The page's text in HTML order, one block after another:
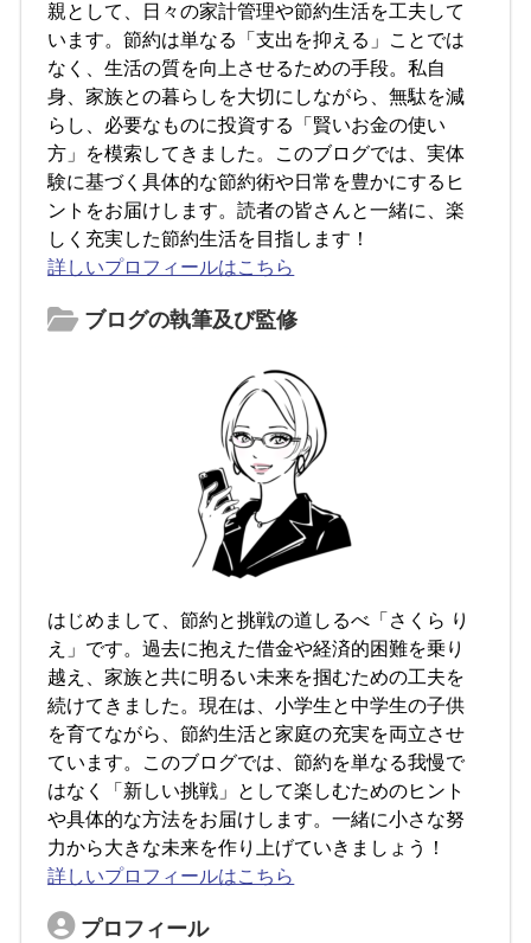
親として、日々の家計管理や節約生活を工夫して
います。節約は単なる「支出を抑える」ことでは
なく、生活の質を向上させるための手段。私自
身、家族との暮らしを大切にしながら、無駄を減
らし、必要なものに投資する「賢いお金の使い
方」を模索してきました。このブログでは、実体
験に基づく具体的な節約術や日常を豊かにするヒ
ントをお届けします。読者の皆さんと一緒に、楽
しく充実した節約生活を目指します！
詳しいプロフィールはこちら
ブログの執筆及び監修
はじめまして、節約と挑戦の道しるべ「さくら り
え」です。過去に抱えた借金や経済的困難を乗り
越え、家族と共に明るい未来を掴むための工夫を
続けてきました。現在は、小学生と中学生の子供
を育てながら、節約生活と家庭の充実を両立させ
ています。このブログでは、節約を単なる我慢で
はなく「新しい挑戦」として楽しむためのヒント
や具体的な方法をお届けします。一緒に小さな努
力から大きな未来を作り上げていきましょう！
詳しいプロフィールはこちら
プロフィール